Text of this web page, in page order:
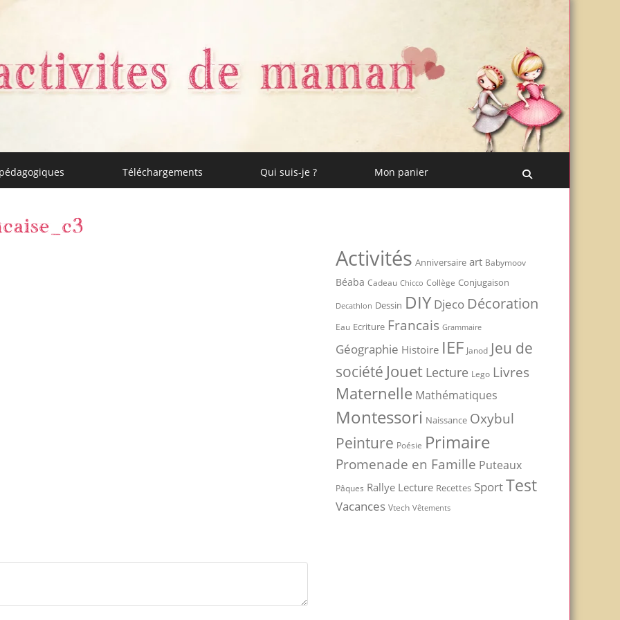
Téléchargements Qui suis-je ? Mon panier
Activités Anniversaire art Babymoov
Béaba Cadeau Chicco Collège Conjugaison
Decathlon Dessin DIY Djeco Décoration
Eau Ecriture Francais Grammaire
Géographie Histoire IEF Janod Jeu de
société Jouet Lecture Lego Livres
Maternelle Mathématiques
Montessori Naissance Oxybul
Peinture Poésie Primaire
Promenade en Famille Puteaux
Pâques Rallye Lecture Recettes SportTest
Vacances Vtech Vêtements